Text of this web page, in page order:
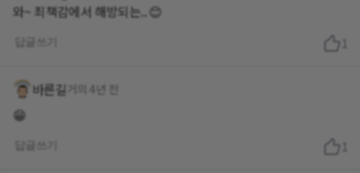
와~ 죄책감에서 해방되는.. 😊
답글쓰기 1
바른길 거의 4년 전
😁
답글쓰기 1